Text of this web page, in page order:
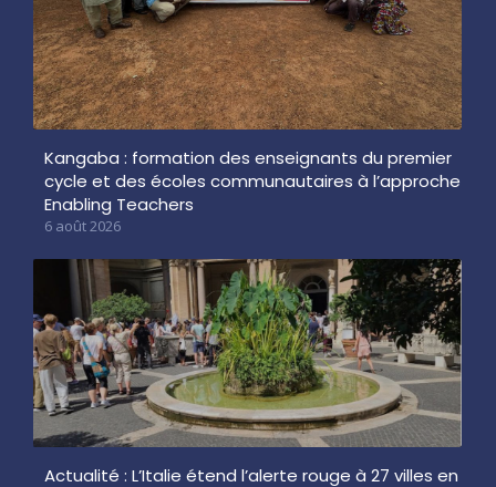
Kangaba : formation des enseignants du premier
cycle et des écoles communautaires à l’approche
Enabling Teachers
6 août 2026
Actualité : L’Italie étend l’alerte rouge à 27 villes en